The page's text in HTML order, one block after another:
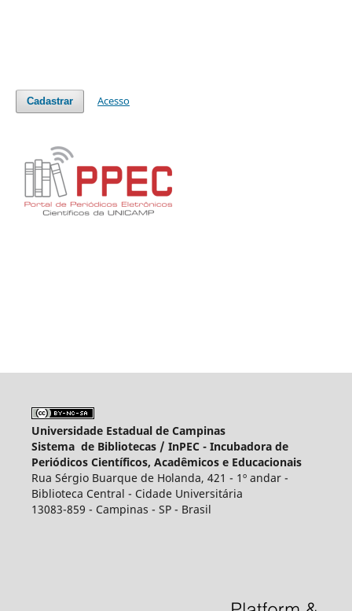
Cadastrar Acesso
Universidade Estadual de Campinas
Sistema de Bibliotecas / InPEC - Incubadora de
Periódicos Científicos, Acadêmicos e Educacionais
Rua Sérgio Buarque de Holanda, 421 - 1º andar -
Biblioteca Central - Cidade Universitária
13083-859 - Campinas - SP - Brasil